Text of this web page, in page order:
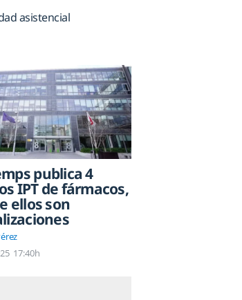
asistencial
publica 4
IPT de fármacos,
ellos son
17:40h